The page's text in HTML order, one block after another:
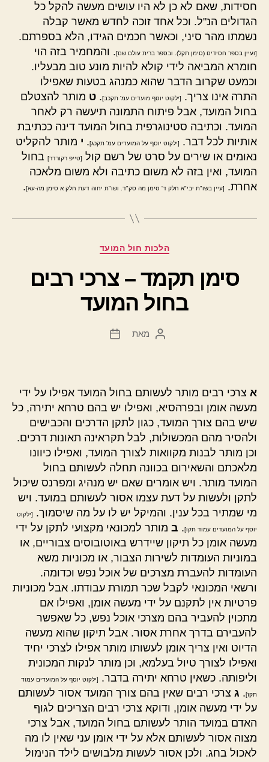
חסידות, שאם לא כן לא היו עושים מעשה להקל כל
הגדולים הנ"ל. וכל אחד זוכה לחדש מאשר קבלה
נשמתו מהר סיני, וכאשר חכמים הגידו, הלא בספרתם.
[ועיין בספר חסידים (סימן תקל). ובספר ברית עולם שם]. והמחמיר בזה הוי
חומרא המביאה לידי קולא להיות מונע טוב מבעליו.
וכמעט שקרוב הדבר שהוא כמנהג בטעות שאפילו
התרה אינו צריך.
[ילקוט יוסף מועדים עמ' תקכב]. ט מותר להצטלם
בחול המועד, אבל פיתוח התמונה תיעשה רק לאחר
המועד. וכתיבה סטינוגרפית בחול המועד דינה ככתיבת
אותיות לכל דבר.
[ילקוט יוסף על המועדים עמ' תקכג]. י מותר להקליט
נאומים או שירים על סרט של רשם קול [טייפ רקורדר] בחול
המועד, ואין בזה לא משום כתיבה ולא משום מלאכה
אחרת.
[עיין בשו"ת יבי"א חלק ד' סימן מה סק"ד. ושו"ת יחוה דעת חלק א סימן מה-עא].
קטגוריות
הלכות חול המועד
סימן תקמד – צרכי רבים
בחול המועד
המחבר
מאת
תאריך
א צרכי רבים מותר לעשותם בחול המועד אפילו על ידי
מעשה אומן ובפרהסיא, ואפילו יש בהם טרחא יתירה, כל
שיש בהם צורך המועד, כגון לתקן הדרכים והכבישים
ולהסיר מהם המכשולות, לבל תקראינה תאונות דרכים.
וכן מותר לבנות מקוואות לצורך המועד, ואפילו כיוונו
מלאכתם והשאירום בכוונה תחלה לעשותם בחול
המועד מותר. ויש אומרים שאם יש מנהיג ומפרנס שיכול
לתקן ולעשות על דעת עצמו אסור לעשותם במועד. ויש
מי שמתיר בכל ענין. והמיקל יש לו על מה שיסמוך.
[ילקוט
יוסף על המועדים עמוד תקו]. ב מותר למכונאי מקצועי לתקן על ידי
מעשה אומן כל תיקון שיידרש באוטובוסים צבוריים, או
במוניות העומדות לשירות הצבור, או מכוניות משא
העומדות להעברת מצרכים של אוכל נפש וכדומה.
ורשאי המכונאי לקבל שכר תמורת עבודתו. אבל מכוניות
פרטיות אין לתקנם על ידי מעשה אומן, ואפילו אם
מתכוין להעביר בהם מצרכי אוכל נפש, כל שאפשר
להעבירם בדרך אחרת אסור. אבל תיקון שהוא מעשה
הדיוט ואין צריך אומן לעשותו מותר אפילו לצרכי יחיד
ואפילו לצורך טיול בעלמא, וכן מותר לנקות המכונית
וליפותה. כשאין טרחא יתירה בדבר.
[ילקוט יוסף על המועדים עמוד
תקז]. ג צרכי רבים שאין בהם צורך המועד אסור לעשותם
על ידי מעשה אומן, ודוקא צרכי רבים הצריכים לגוף
האדם במועד הותר לעשותם בחול המועד, אבל צרכי
מצוה אסור לעשותם אלא על ידי אומן עני שאין לו מה
לאכול בחג. ולכן אסור לעשות מלבושים לילד הנימול